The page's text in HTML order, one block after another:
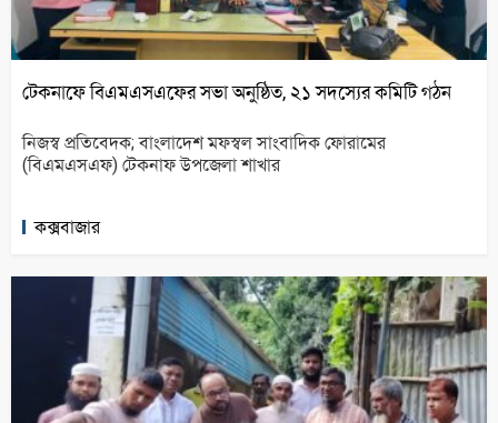
টেকনাফে বিএমএসএফের সভা অনুষ্ঠিত, ২১ সদস্যের কমিটি গঠন
নিজস্ব প্রতিবেদক; বাংলাদেশ মফস্বল সাংবাদিক ফোরামের
(বিএমএসএফ) টেকনাফ উপজেলা শাখার
কক্সবাজার